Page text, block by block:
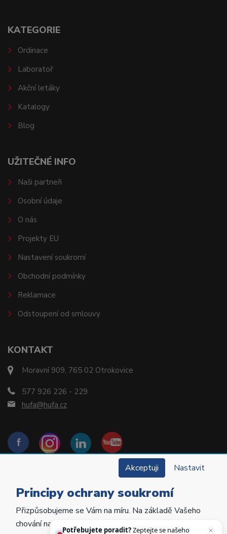
KONTAKT
Moravní 909, 765 02 Otrokovice
577 926 226 - 229
hufa@hufa.cz
KATEGORIE
Ordinace
Laboratoř
Akční letáky
Katalogy
Blog
UŽITEČNÉ INFO
Naši partneři
Osobní údaje
O nás
Projekty EU
Nastavení soukromí
Obchodní podmínky
Reklamace
Odstoupení od smlouvy
Copyright © 2022 Hu-Fa Dental a.s. Všechna práva
vyhrazena.
Akceptuji Nastavit
Principy ochrany soukromí
Přizpůsobujeme se Vám na míru. Na základě Vašeho
chování na webu personalizujeme jeho obsah a
Potřebujete poradit?Zeptejte se našeho